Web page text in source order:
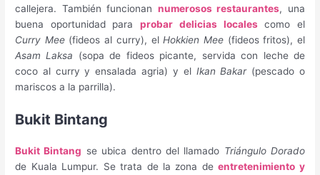
callejera. También funcionan numerosos restaurantes, una
buena oportunidad paraprobar delicias localescomo el
Curry Mee(fideos al curry), elHokkien Mee(fideos fritos), el
Asam Laksa (sopa de fideos picante, servida con leche de
coco al curry y ensalada agria) y el Ikan Bakar(pescado o
mariscos a la parrilla).
Bukit Bintang
Bukit Bintang se ubica dentro del llamado Triángulo Dorado
de Kuala Lumpur. Se trata de la zona deentretenimiento y